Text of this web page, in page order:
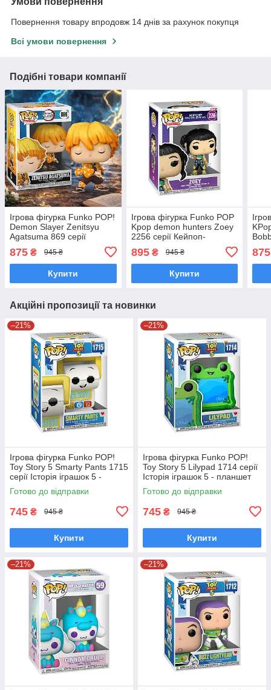
Повернення товару впродовж 14 днів за рахунок покупця
Всі умови повернення
Подібні товари компанії
Ігрова фігурка Funko POP!
Demon Slayer Zenitsyu
Agatsuma 869 cерії
Вбивця демонів - Зеніцу
Аґацума Фанко поп 49012
875 ₴ 945 ₴
Купити
Ігрова фігурка Funko POP
Kpop demon hunters Zoey
2256 серії Кейпоп-
мисливиці на демонів - Зої
Фанко Поп 95267
895₴ 945 ₴
Купити
875
Акційні пропозиції та новинки
–21%
Ігрова фігурка Funko POP!
Toy Story 5 Smarty Pants 1715
серії Історія іграшок 5 -
Смарті Пентс Фанко Поп
90771
Готово до відправки
745 ₴ 945 ₴
Купити
–21%
Ігрова фігурка Funko POP!
Toy Story 5 Lilypad 1714 серії
Історія іграшок 5 - планшет
Ліліпад Фанко Поп 90770
Готово до відправки
745 ₴ 945 ₴
Купити
–21% –21%